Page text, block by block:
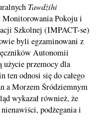
Tawdżihi
Monitorowania Pokoju i
Szkolnej (IMPACT-se)
byli egzaminowani z
Autonomii
przemocy dla
odnosi się do całego
a Morzem Śródziemnym
wykazał również, że
podżegania i